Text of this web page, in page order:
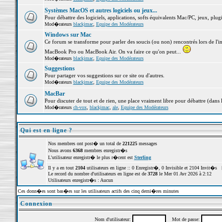
Systèmes MacOS et autres logiciels ou jeux...
Pour débattre des logiciels, applications, softs équivalents Mac/PC, jeux,
Mod�rateurs blackjmac, Equipe des Modérateurs
Windows sur Mac
Ce forum se transforme pour parler des soucis (ou non) rencontrés lors de
MacBook Pro ou MacBook Air. On va faire ce qu'on peut...
Mod�rateurs blackjmac, Equipe des Modérateurs
Suggestions
Pour partager vos suggestions sur ce site ou d'autres.
Mod�rateurs blackjmac, Equipe des Modérateurs
MacBar
Pour discuter de tout et de rien, une place vraiment libre pour débattre (dans
Mod�rateurs ch-vox, blackjmac, ale, Equipe des Modérateurs
Qui est en ligne ?
Nos membres ont post� un total de 221225messages
Nous avons 6368membres enregistr�s
L'utilisateur enregistr� le plus r�cent est Sterling
Il y a en tout 2104utilisateurs en ligne :: 0 Enregistr�, 0 Invisible et 2104 Invit�s
Le record du nombre d'utilisateurs en ligne est de 3728le Mer 01 Avr 2026 à 2:12
Utilisateurs enregistr�s : Aucun
Ces donn�es sont bas�es sur les utilisateurs actifs des cinq derni�res minutes
Connexion
Nom d'utilisateur: Mot de passe: